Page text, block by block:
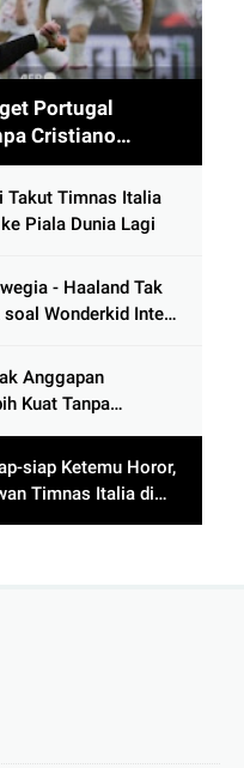
Portugal
Cristiano
Takut Timnas Italia
Piala Dunia Lagi
- Haaland Tak
soal Wonderkid Inter
Anggapan
Kuat Tanpa
siap Ketemu Horor,
Timnas Italia di